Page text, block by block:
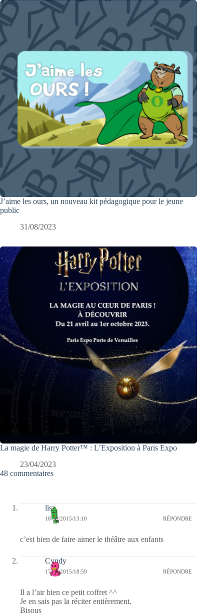
J’aime les ours, un nouveau kit pédagogique pour le jeune
public
31/08/2023
La magie de Harry Potter™ : L’Exposition à Paris Expo
23/04/2023
48 commentaires
lisa
18/09/2015/13:10 RÉPONDRE
c’est bien de faire aimer le théâtre aux enfants
Cyndy
17/09/2015/18:59 RÉPONDRE
Il a l’air bien ce petit coffret ^^
Je en sais pas la réciter entièrement.
Bisous